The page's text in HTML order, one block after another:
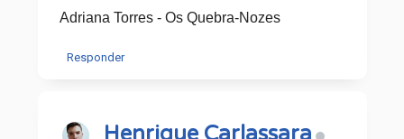
Adriana Torres - Os Quebra-Nozes
Responder